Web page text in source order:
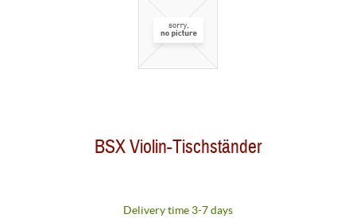
BSX Violin-Tischständer
Delivery time 3-7 days